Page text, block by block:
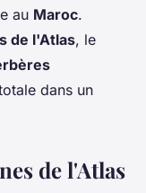
au Maroc.
de l'Atlas, le
dans un
de l'Atlas